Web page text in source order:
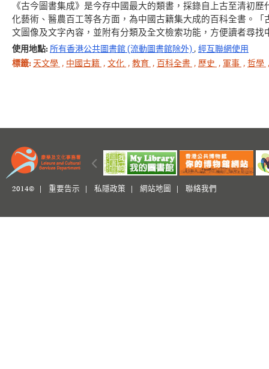
《古今圖書集成》是今存中國最大的類書，採錄自上古至清初
化藝術、醫農百工等各方面，為中國古籍集大成的百科全書。
文圖像及文字內容，並附有分類及全文檢索功能，方便讀者尋找
使用地點: 所有香港公共圖書館 (流動圖書館除外) , 經互聯網使用
標籤: 天文學 , 中國古籍 , 文化 , 教育 , 百科全書 , 歷史 , 軍事 , 哲學
2014© | 重要告示 私隱政策 網站地圖 聯絡我們